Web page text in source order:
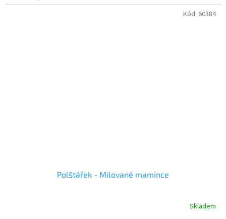
Polštářek - Milované mamince
Skladem
Kód: 60384